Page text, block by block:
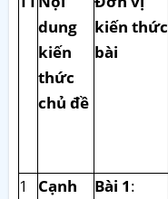
dung
kiến
thức
chủ đề
kiến thức
bài
1
Cạnh
Bài 1: